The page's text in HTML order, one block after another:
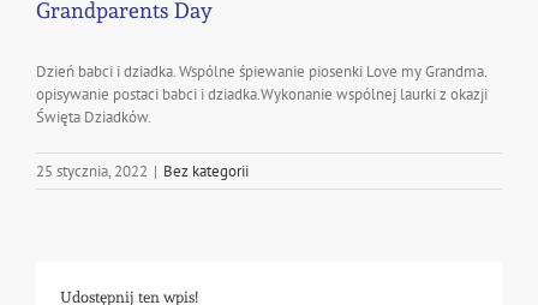
Grandparents Day
Dzień babci i dziadka. Wspólne śpiewanie piosenki Love my Grandma.
opisywanie postaci babci i dziadka.Wykonanie wspólnej laurki z okazji
Święta Dziadków.
25 stycznia, 2022 | Bez kategorii
Udostępnij ten wpis!